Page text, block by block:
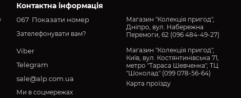
Контактна інформація
067 Показати номер
Зателефонувати вам?
Viber
Telegram
sale@alp.com.ua
Магазин "Колекція пригод",
Дніпро, вул. Набережна
Перемоги, 62 (096 484-49-27)
Магазин "Колекція пригод",
Київ, вул. Костянтинівська 71,
метро "Тараса Шевченка", ТЦ
"Шоколад" (099 078-56-64)
Карта проїзду
Ми в соцмережах